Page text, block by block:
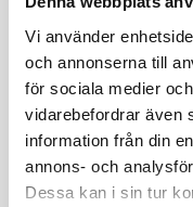
Vi använder
och annonserna till
för sociala medier
vidarebefordrar även
information från din
annons- och
Dessa kan i sin tur
PRODUKTEGENSKAPER
Höjd (mm)
30